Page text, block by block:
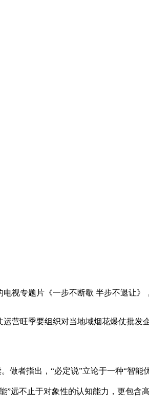
专题片《一步不断歇 半步不退让》
旺季要组织对当地域烟花爆仗批发
者指出，“必定说”立论于一种“智能
远不止于对象性的认知能力，更包